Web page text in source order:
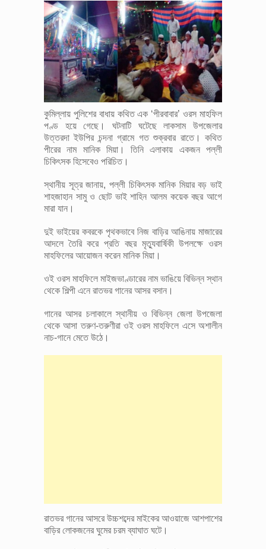
কুমিল্লায় পুলিশের বাধায় কথিত এক ‘পীরবাবার’ ওরস মাহফিল
পণ্ড হয়ে গেছে। ঘটনাটি ঘটেছে লাকসাম উপজেলার
উত্তরদা ইউপির চন্দনা গ্রামে গত শুক্রবার রাতে। কথিত
পীরের নাম মানিক মিয়া। তিনি এলাকায় একজন পল্লী
চিকিৎসক হিসেবেও পরিচিত।
স্থানীয় সূত্র জানায়, পল্লী চিকিৎসক মানিক মিয়ার বড় ভাই
শাহজাহান সামু ও ছোট ভাই শাহিন আলম কয়েক বছর আগে
মারা যান।
দুই ভাইয়ের কবরকে পৃথকভাবে নিজ বাড়ির আঙিনায় মাজারের
আদলে তৈরি করে প্রতি বছর মৃত্যুবার্ষিকী উপলক্ষে ওরস
মাহফিলের আয়োজন করেন মানিক মিয়া।
ওই ওরস মাহফিলে মাইজভাণ্ডারের নাম ভাঙিয়ে বিভিন্ন স্থান
থেকে শিল্পী এনে রাতভর গানের আসর বসান।
গানের আসর চলাকালে স্থানীয় ও বিভিন্ন জেলা উপজেলা
থেকে আসা তরুণ-তরুণীরা ওই ওরস মাহফিলে এসে অশালীন
নাচ-গানে মেতে উঠে।
রাতভর গানের আসরে উচ্চশব্দের মাইকের আওয়াজে আশপাশের
বাড়ির লোকজনের ঘুমের চরম ব্যাঘাত ঘটে।